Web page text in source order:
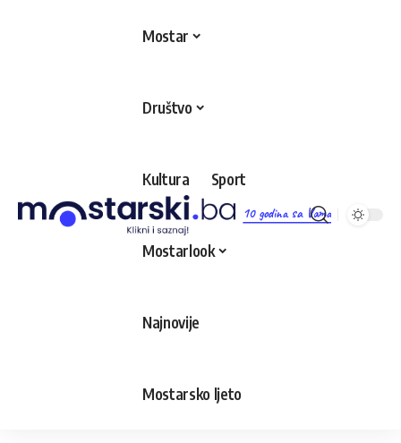
10 godina sa Vama
Mostar
Društvo
Kultura Sport
Mostarlook
Najnovije
Mostarsko ljeto